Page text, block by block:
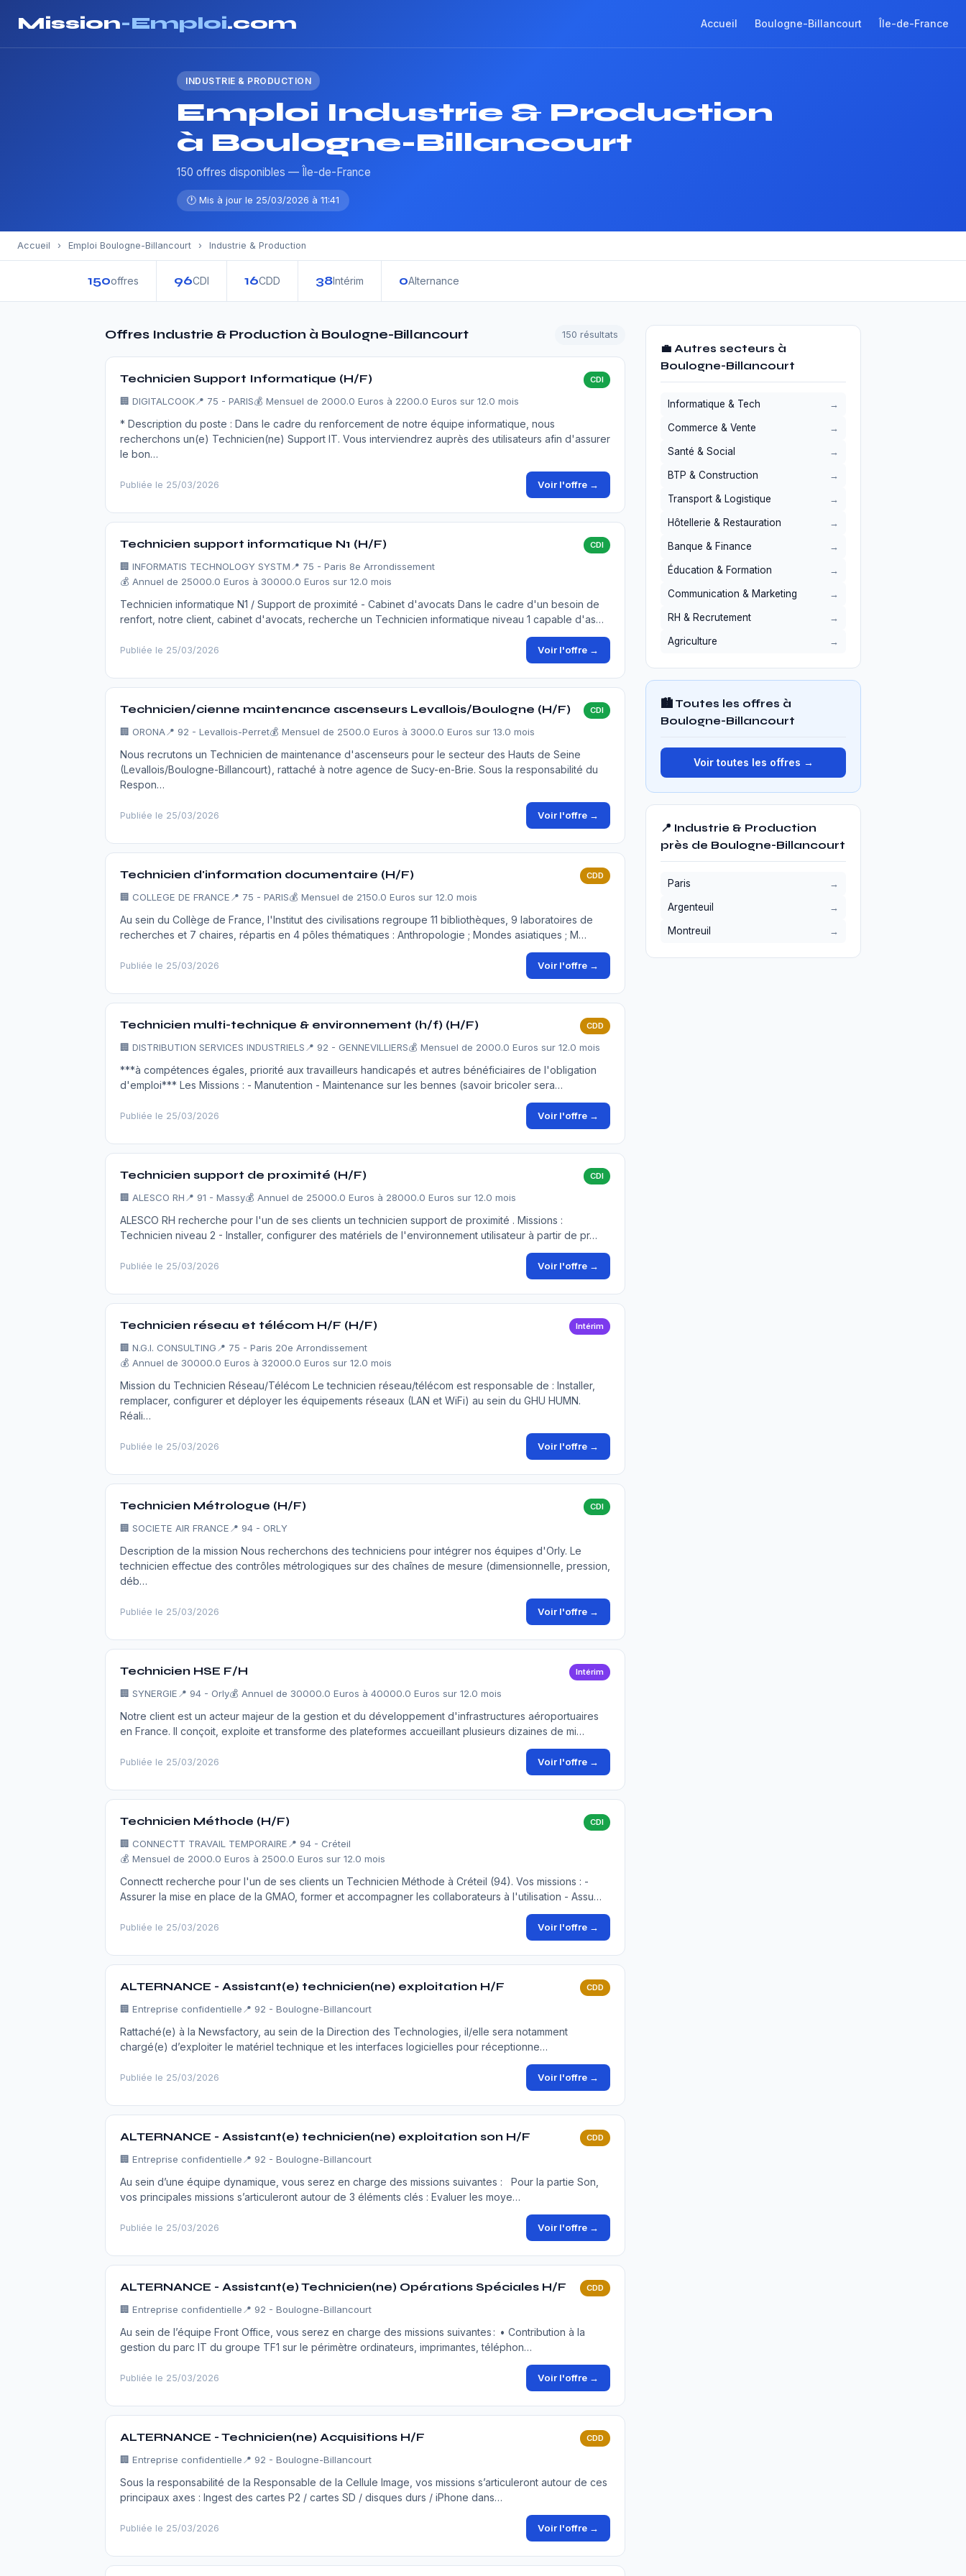
Mission-Emploi.com Accueil Boulogne-Billancourt Île-de-France
INDUSTRIE & PRODUCTION
Emploi Industrie & Production
à Boulogne-Billancourt
150 offres disponibles — Île-de-France
🕐 Mis à jour le 25/03/2026 à 11:41
Accueil › Emploi Boulogne-Billancourt › Industrie & Production
150offres 96CDI 16CDD 38Intérim 0Alternance
Offres Industrie & Production à Boulogne-Billancourt 150 résultats
Technicien Support Informatique (H/F) CDI
🏢 DIGITALCOOK📍 75 - PARIS💰 Mensuel de 2000.0 Euros à 2200.0 Euros sur 12.0 mois
* Description du poste : Dans le cadre du renforcement de notre équipe informatique, nous
recherchons un(e) Technicien(ne) Support IT. Vous interviendrez auprès des utilisateurs afin d'assurer
le bon…
Publiée le 25/03/2026 Voir l'offre →
Technicien support informatique N1 (H/F) CDI
🏢 INFORMATIS TECHNOLOGY SYSTM 📍 75 - Paris 8e Arrondissement
💰 Annuel de 25000.0 Euros à 30000.0 Euros sur 12.0 mois
Technicien informatique N1 / Support de proximité - Cabinet d'avocats Dans le cadre d'un besoin de
renfort, notre client, cabinet d'avocats, recherche un Technicien informatique niveau 1 capable d'as…
Publiée le 25/03/2026 Voir l'offre →
Technicien/cienne maintenance ascenseurs Levallois/Boulogne (H/F) CDI
🏢 ORONA📍 92 - Levallois-Perret💰 Mensuel de 2500.0 Euros à 3000.0 Euros sur 13.0 mois
Nous recrutons un Technicien de maintenance d'ascenseurs pour le secteur des Hauts de Seine
(Levallois/Boulogne-Billancourt), rattaché à notre agence de Sucy-en-Brie. Sous la responsabilité du
Respon…
Publiée le 25/03/2026 Voir l'offre →
Technicien d'information documentaire (H/F) CDD
🏢 COLLEGE DE FRANCE 📍 75 - PARIS💰 Mensuel de 2150.0 Euros sur 12.0 mois
Au sein du Collège de France, l'Institut des civilisations regroupe 11 bibliothèques, 9 laboratoires de
recherches et 7 chaires, répartis en 4 pôles thématiques : Anthropologie ; Mondes asiatiques ; M…
Publiée le 25/03/2026 Voir l'offre →
Technicien multi-technique & environnement (h/f) (H/F) CDD
🏢 DISTRIBUTION SERVICES INDUSTRIELS 📍 92 - GENNEVILLIERS💰 Mensuel de 2000.0 Euros sur 12.0 mois
***à compétences égales, priorité aux travailleurs handicapés et autres bénéficiaires de l'obligation
d'emploi*** Les Missions : - Manutention - Maintenance sur les bennes (savoir bricoler sera…
Publiée le 25/03/2026 Voir l'offre →
Technicien support de proximité (H/F) CDI
🏢 ALESCO RH 📍 91 - Massy💰 Annuel de 25000.0 Euros à 28000.0 Euros sur 12.0 mois
ALESCO RH recherche pour l'un de ses clients un technicien support de proximité . Missions :
Technicien niveau 2 - Installer, configurer des matériels de l'environnement utilisateur à partir de pr…
Publiée le 25/03/2026 Voir l'offre →
Technicien réseau et télécom H/F (H/F) Intérim
🏢 N.G.I. CONSULTING 📍 75 - Paris 20e Arrondissement
💰 Annuel de 30000.0 Euros à 32000.0 Euros sur 12.0 mois
Mission du Technicien Réseau/Télécom Le technicien réseau/télécom est responsable de : Installer,
remplacer, configurer et déployer les équipements réseaux (LAN et WiFi) au sein du GHU HUMN.
Réali…
Publiée le 25/03/2026 Voir l'offre →
Technicien Métrologue (H/F) CDI
🏢 SOCIETE AIR FRANCE 📍 94 - ORLY
Description de la mission Nous recherchons des techniciens pour intégrer nos équipes d'Orly. Le
technicien effectue des contrôles métrologiques sur des chaînes de mesure (dimensionnelle, pression,
déb…
Publiée le 25/03/2026 Voir l'offre →
Technicien HSE F/H Intérim
🏢 SYNERGIE 📍 94 - Orly💰 Annuel de 30000.0 Euros à 40000.0 Euros sur 12.0 mois
Notre client est un acteur majeur de la gestion et du développement d'infrastructures aéroportuaires
en France. Il conçoit, exploite et transforme des plateformes accueillant plusieurs dizaines de mi…
Publiée le 25/03/2026 Voir l'offre →
Technicien Méthode (H/F) CDI
🏢 CONNECTT TRAVAIL TEMPORAIRE 📍 94 - Créteil
💰 Mensuel de 2000.0 Euros à 2500.0 Euros sur 12.0 mois
Connectt recherche pour l'un de ses clients un Technicien Méthode à Créteil (94). Vos missions : -
Assurer la mise en place de la GMAO, former et accompagner les collaborateurs à l'utilisation - Assu…
Publiée le 25/03/2026 Voir l'offre →
ALTERNANCE - Assistant(e) technicien(ne) exploitation H/F CDD
🏢 Entreprise confidentielle 📍 92 - Boulogne-Billancourt
Rattaché(e) à la Newsfactory, au sein de la Direction des Technologies, il/elle sera notamment
chargé(e) d’exploiter le matériel technique et les interfaces logicielles pour réceptionne…
Publiée le 25/03/2026 Voir l'offre →
ALTERNANCE - Assistant(e) technicien(ne) exploitation son H/F CDD
🏢 Entreprise confidentielle 📍 92 - Boulogne-Billancourt
Au sein d’une équipe dynamique, vous serez en charge des missions suivantes : Pour la partie Son,
vos principales missions s’articuleront autour de 3 éléments clés : Evaluer les moye…
Publiée le 25/03/2026 Voir l'offre →
ALTERNANCE - Assistant(e) Technicien(ne) Opérations Spéciales H/F CDD
🏢 Entreprise confidentielle 📍 92 - Boulogne-Billancourt
Au sein de l’équipe Front Office, vous serez en charge des missions suivantes : • Contribution à la
gestion du parc IT du groupe TF1 sur le périmètre ordinateurs, imprimantes, téléphon…
Publiée le 25/03/2026 Voir l'offre →
ALTERNANCE - Technicien(ne) Acquisitions H/F CDD
🏢 Entreprise confidentielle 📍 92 - Boulogne-Billancourt
Sous la responsabilité de la Responsable de la Cellule Image, vos missions s’articuleront autour de ces
principaux axes : Ingest des cartes P2 / cartes SD / disques durs / iPhone dans…
Publiée le 25/03/2026 Voir l'offre →
💼 Autres secteurs à
Boulogne-Billancourt
Informatique & Tech
Commerce & Vente
Santé & Social
BTP & Construction
Transport & Logistique
Hôtellerie & Restauration
Banque & Finance
Éducation & Formation
Communication & Marketing
RH & Recrutement
Agriculture
🏙️ Toutes les offres à
Boulogne-Billancourt
Voir toutes les offres →
📍 Industrie & Production
près de Boulogne-Billancourt
Paris
Argenteuil
Montreuil